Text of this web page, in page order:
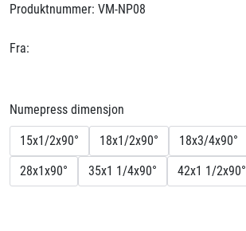
Produktnummer: VM-NP08
Fra:
Numepress dimensjon
15x1/2x90° 18x1/2x90° 18x3/4x90°
28x1x90°
35x1 1/4x90° 42x1 1/2x90°
Blogg
Miljø og bærekraft